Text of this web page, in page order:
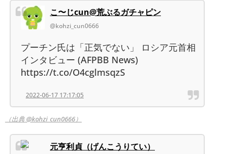
こ〜じcun@荒ぶるガチャピン
@kohzi_cun0666
プーチン氏は「正気でない」 ロシア元首相
インタビュー (AFPBB News)
https://t.co/O4cglmsqzS
2022-06-17 17:17:05
（出典 @kohzi_cun0666）
元亨利貞（げんこうりてい）